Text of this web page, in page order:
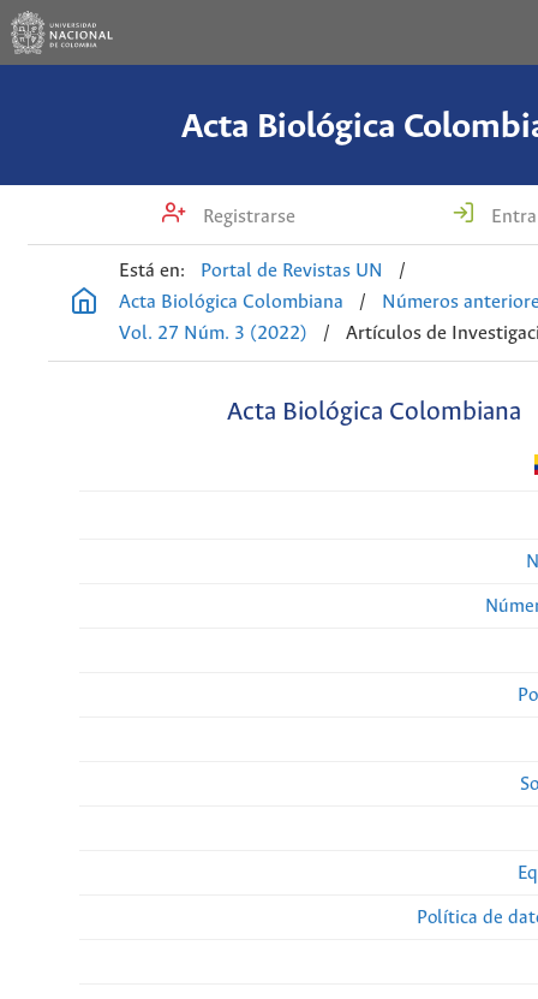
Acta Biológica
Registrarse
Está en: Portal de Revistas UN
/
Acta Biológica Colombiana
/
Números
Vol. 27 Núm. 3 (2022)
/ Artículos de
Acta Biológica Colombiana
Política de